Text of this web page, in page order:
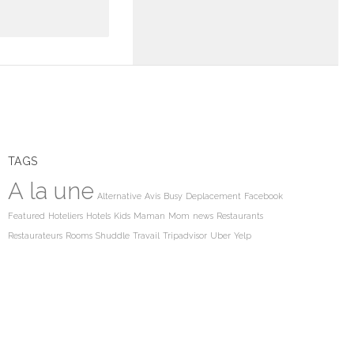
TAGS
A la une Alternative Avis Busy Deplacement Facebook
Featured Hoteliers Hotels Kids Maman Mom news Restaurants
Restaurateurs Rooms Shuddle Travail Tripadvisor Uber Yelp